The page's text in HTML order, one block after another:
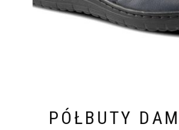
PÓŁBUTY